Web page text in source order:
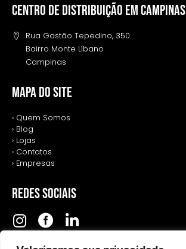
Centro de distribuição em campinas
Rua Gastão Tepedino, 350
Bairro Monte Líbano
Campinas
MAPA DO SITE
› Quem Somos
› Blog
› Lojas
› Contatos
› Empresas
REDES SOCIAIS